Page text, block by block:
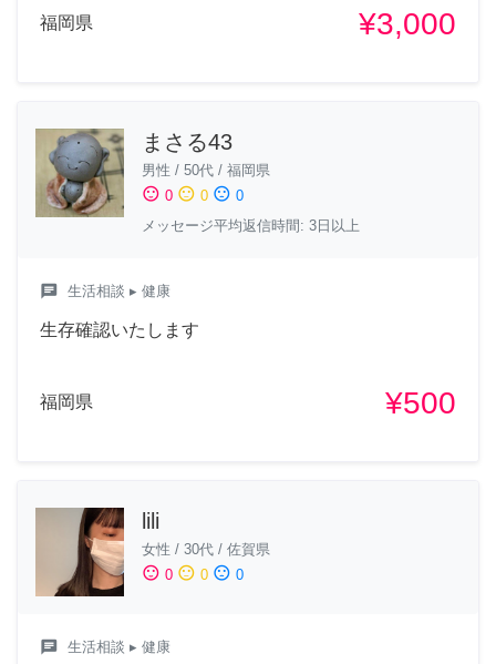
福岡県 ¥3,000
まさる43
男性 / 50代 / 福岡県
sentiment_satisfied 0 sentiment_neutral 0 sentiment_dissatisfied 0
メッセージ平均返信時間: 3日以上
chat 生活相談 ▸ 健康
生存確認いたします
福岡県 ¥500
lili
女性 / 30代 / 佐賀県
sentiment_satisfied 0 sentiment_neutral 0 sentiment_dissatisfied 0
chat 生活相談 ▸ 健康